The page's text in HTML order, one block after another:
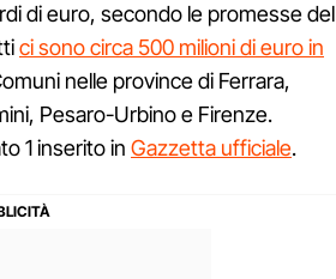
di euro, secondo le promesse del
ci sono circa 500 milioni di euro in
nelle province di Ferrara,
Pesaro-Urbino e Firenze.
1 inserito in Gazzetta ufficiale.